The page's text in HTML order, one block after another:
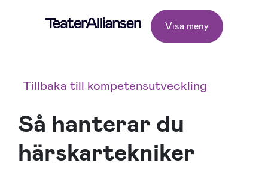
Visa meny
Tillbaka till kompetensutveckling
Så hanterar du
härskartekniker